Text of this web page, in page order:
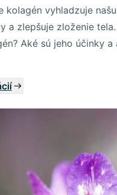
kolagén vyhladzuje
a zlepšuje zloženie
Aké sú jeho účinky a